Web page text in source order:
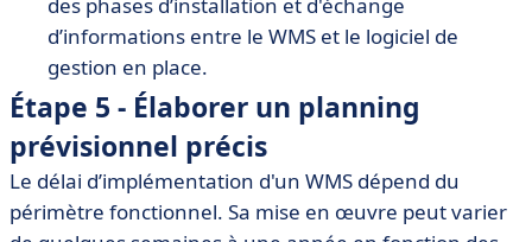
d’informations entre le WMS et le logiciel de
gestion en place.
Étape 5 - Élaborer un planning
prévisionnel précis
Le délai d’implémentation d'un WMS dépend du
périmètre fonctionnel. Sa mise en œuvre peut varier